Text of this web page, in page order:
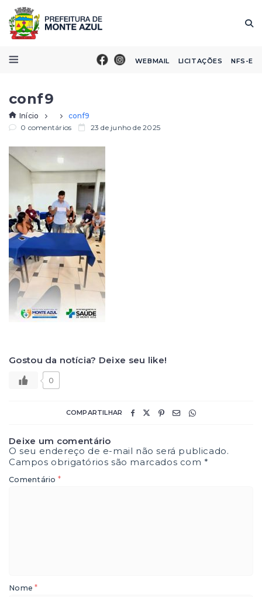
WEBMAIL LICITAÇÕES NFS-E
conf9
Início
conf9
0 comentários
23 de junho de 2025
Gostou da notícia? Deixe seu like!
0
COMPARTILHAR
Deixe um comentário
O seu endereço de e-mail não será publicado.
Campos obrigatórios são marcados com*
Comentário *
Nome*